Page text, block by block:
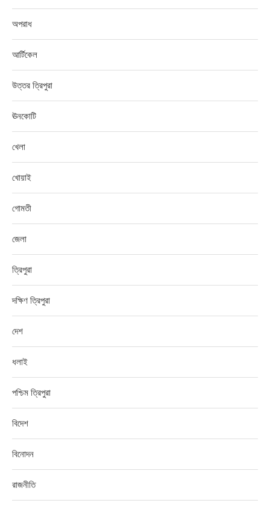
অপরাধ
আর্টিকেল
উত্তর ত্রিপুরা
ঊনকোটি
খেলা
খোয়াই
গোমতী
জেলা
ত্রিপুরা
দক্ষিণ ত্রিপুরা
দেশ
ধলাই
পশ্চিম ত্রিপুরা
বিদেশ
বিনোদন
রাজনীতি